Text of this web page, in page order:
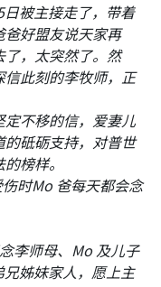
被主接走了，带着
好盟友说天家再
，太突然了。然
此刻的李牧师，正
不移的信，爱妻儿
砥砺支持，对普世
榜样。
时Mo 爸每天都会念
李师母、Mo 及儿子
姊妹家人，愿上主